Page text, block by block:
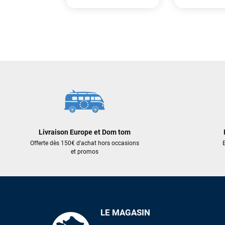
Livraison Europe et Dom tom
Offerte dès 150€ d'achat hors occasions
et promos
LE MAGASIN